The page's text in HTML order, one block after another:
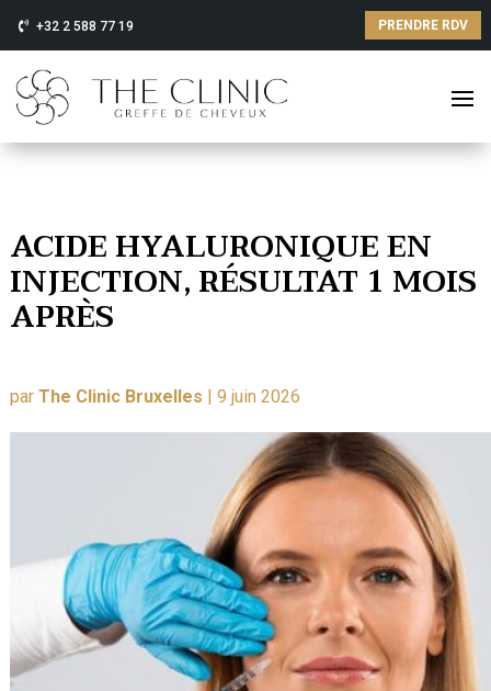
+32 2 588 77 19 PRENDRE RDV
ACIDE HYALURONIQUE EN
INJECTION, RÉSULTAT 1 MOIS
APRÈS
par The Clinic Bruxelles 9 juin 2026